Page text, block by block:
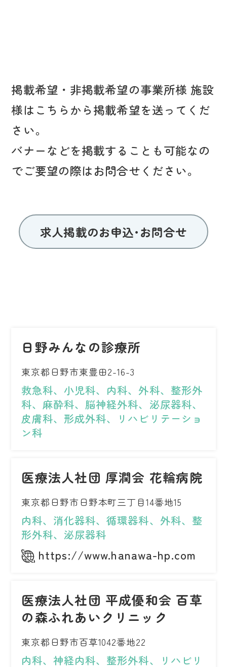
掲載希望・非掲載希望の事業所様 施設
様はこちらから掲載希望を送ってくだ
さい。
バナーなどを掲載することも可能なの
でご要望の際はお問合せください。
求人掲載のお申込･お問合せ
日野みんなの診療所
東京都日野市東豊田2-16-3
救急科、小児科、内科、外科、整形外
科、麻酔科、脳神経外科、泌尿器科、
皮膚科、形成外科、リハビリテーショ
ン科
医療法人社団 厚潤会 花輪病院
東京都日野市日野本町三丁目14番地15
内科、消化器科、循環器科、外科、整
形外科、泌尿器科
https://www.hanawa-hp.com
医療法人社団 平成優和会 百草
の森ふれあいクリニック
東京都日野市百草1042番地22
内科、神経内科、整形外科、リハビリ